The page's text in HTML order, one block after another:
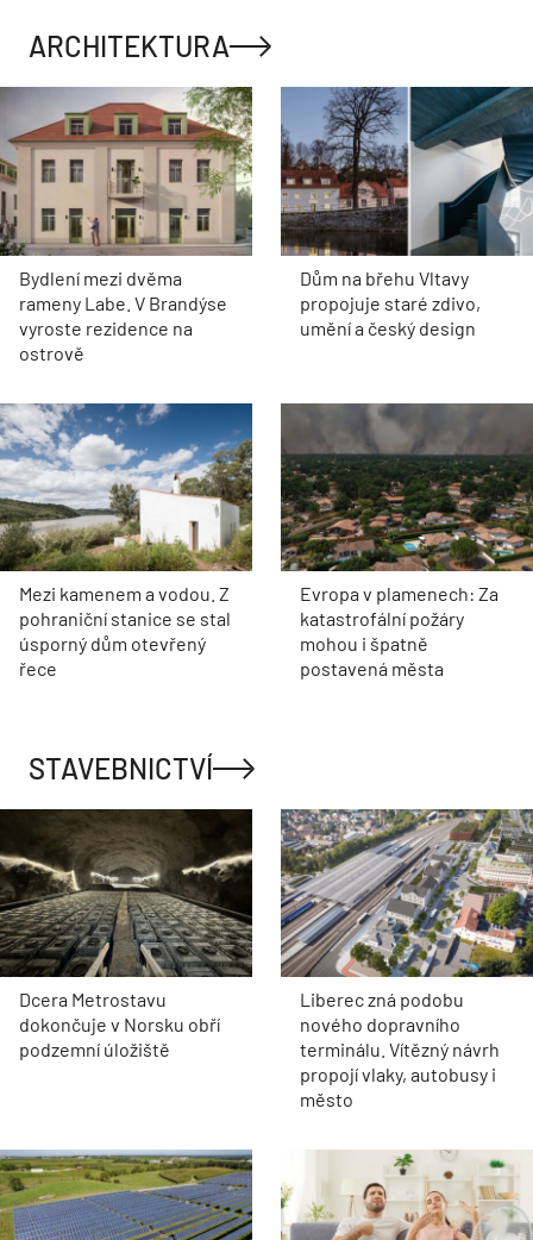
ARCHITEKTURA
Bydlení mezi dvěma
rameny Labe. V Brandýse
vyroste rezidence na
ostrově
Dům na břehu Vltavy
propojuje staré zdivo,
umění a český design
Mezi kamenem a vodou. Z
pohraniční stanice se stal
úsporný dům otevřený
řece
Evropa v plamenech: Za
katastrofální požáry
mohou i špatně
postavená města
STAVEBNICTVÍ
Dcera Metrostavu
dokončuje v Norsku obří
podzemní úložiště
Liberec zná podobu
nového dopravního
terminálu. Vítězný návrh
propojí vlaky, autobusy i
město